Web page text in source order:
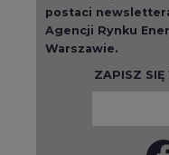
postaci
Agencji Rynku
Warszawie.
ZAPISZ SIĘ